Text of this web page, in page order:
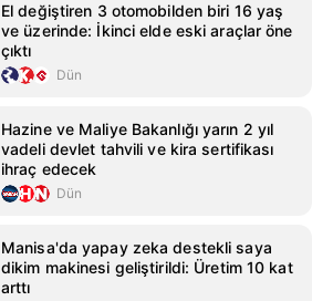
El değiştiren 3 otomobilden biri 16 yaş
ve üzerinde: İkinci elde eski araçlar öne
çıktı
Dün
Hazine ve Maliye Bakanlığı yarın 2 yıl
vadeli devlet tahvili ve kira sertifikası
ihraç edecek
Dün
Manisa'da yapay zeka destekli saya
dikim makinesi geliştirildi: Üretim 10 kat
arttı